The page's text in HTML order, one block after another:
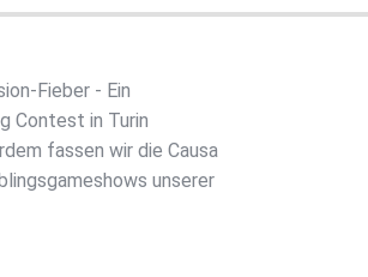
Fieber - Ein
Contest in Turin
fassen wir die Causa
unserer